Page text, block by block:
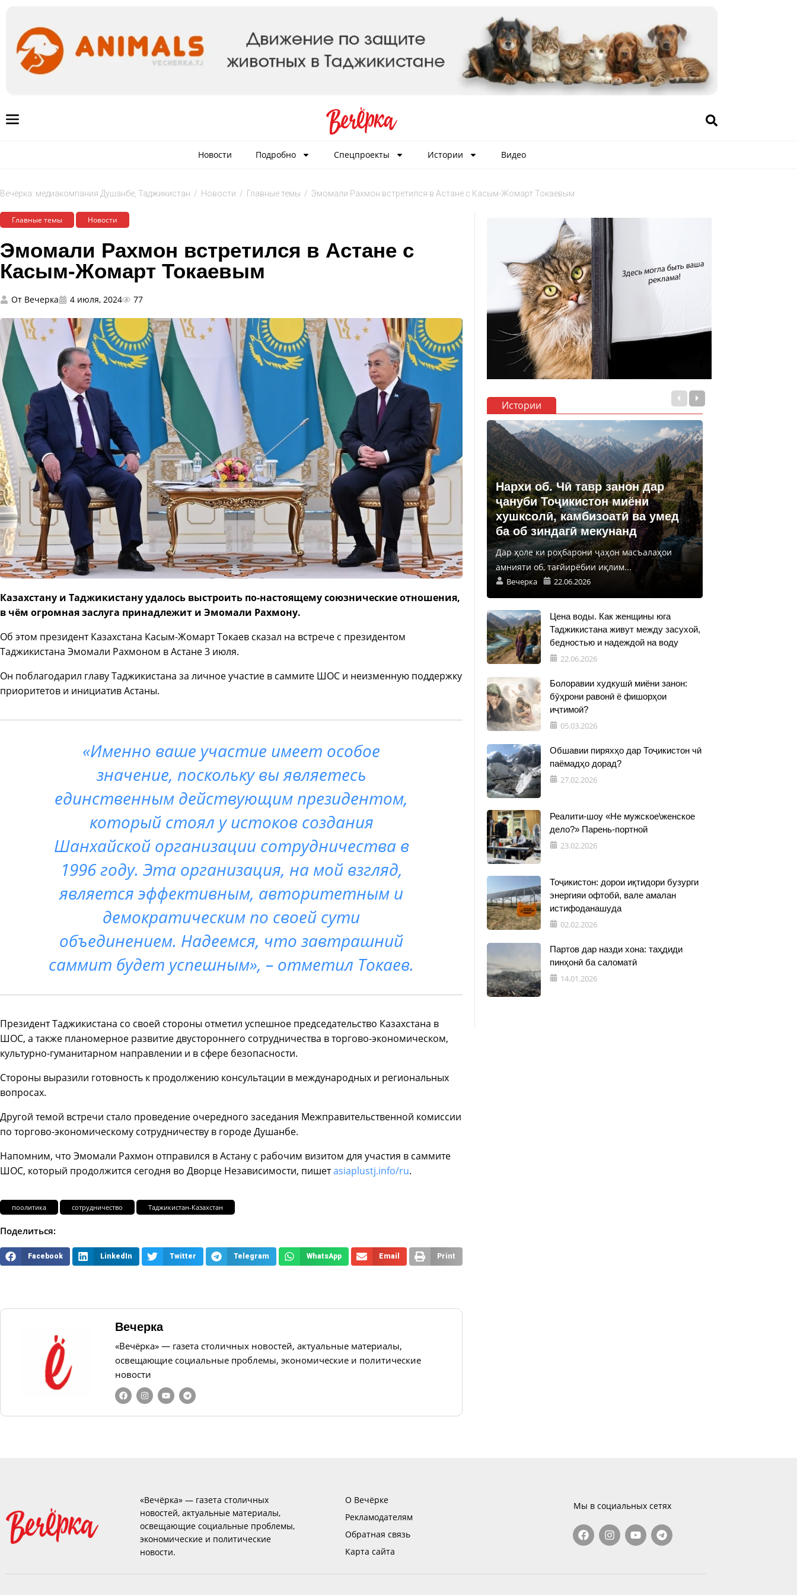
Новости Подробно Спецпроекты Истории Видео
Вечёрка: медиакомпания Душанбе, Таджикистан / Новости / Главные темы / Эмомали Рахмон встретился в Астане с Касым-Жомарт Токаевым
Главные темы Новости
Эмомали Рахмон встретился в Астане с
Касым-Жомарт Токаевым
От Вечерка 4 июля, 2024 77
Казахстану и Таджикистану удалось выстроить по-настоящему союзнические отношения,
в чём огромная заслуга принадлежит и Эмомали Рахмону.
Об этом президент Казахстана Касым-Жомарт Токаев сказал на встрече с президентом
Таджикистана Эмомали Рахмоном в Астане 3 июля.
Он поблагодарил главу Таджикистана за личное участие в саммите ШОС и неизменную поддержку
приоритетов и инициатив Астаны.
«Именно ваше участие имеет особое
значение, поскольку вы являетесь
единственным действующим президентом,
который стоял у истоков создания
Шанхайской организации сотрудничества в
1996 году. Эта организация, на мой взгляд,
является эффективным, авторитетным и
демократическим по своей сути
объединением. Надеемся, что завтрашний
саммит будет успешным», – отметил Токаев.
Президент Таджикистана со своей стороны отметил успешное председательство Казахстана в
ШОС, а также планомерное развитие двустороннего сотрудничества в торгово-экономическом,
культурно-гуманитарном направлении и в сфере безопасности.
Стороны выразили готовность к продолжению консультации в международных и региональных
вопросах.
Другой темой встречи стало проведение очередного заседания Межправительственной комиссии
по торгово-экономическому сотрудничеству в городе Душанбе.
Напомним, что Эмомали Рахмон отправился в Астану с рабочим визитом для участия в саммите
ШОС, который продолжится сегодня во Дворце Независимости, пишетasiaplustj.info/ru.
поолитика сотрудничество Таджикистан-Казахстан
Поделиться:
Facebook LinkedIn Twitter Telegram WhatsApp Email Print
Вечерка
«Вечёрка» — газета столичных новостей, актуальные материалы,
освещающие социальные проблемы, экономические и политические
новости
Истории
Нархи об. Чӣ тавр занон дар
ҷануби Тоҷикистон миёни
хушксолӣ, камбизоатӣ ва умед
ба об зиндагӣ мекунанд
Дар ҳоле ки роҳбарони ҷаҳон масъалаҳои
амнияти об, тағйирёбии иқлим...
Вечерка 22.06.2026
Цена воды. Как женщины юга
Таджикистана живут между засухой,
бедностью и надеждой на воду
22.06.2026
Болоравии худкушӣ миёни занон:
бӯҳрони равонӣ ё фишорҳои
иҷтимоӣ?
05.03.2026
Обшавии пиряхҳо дар Тоҷикистон чӣ
паёмадҳо дорад?
27.02.2026
Реалити-шоу «Не мужское\женское
дело?» Парень-портной
23.02.2026
Тоҷикистон: дорои иқтидори бузурги
энергияи офтобӣ, вале амалан
истифоданашуда
02.02.2026
Партов дар назди хона: таҳдиди
пинҳонӣ ба саломатӣ
14.01.2026
«Вечёрка» — газета столичных
новостей, актуальные материалы,
освещающие социальные проблемы,
экономические и политические
новости.
О Вечёрке
Рекламодателям
Обратная связь
Карта сайта
Мы в социальных сетях